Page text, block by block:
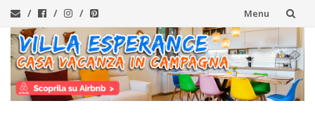
Menu
Vai
al
contenuto